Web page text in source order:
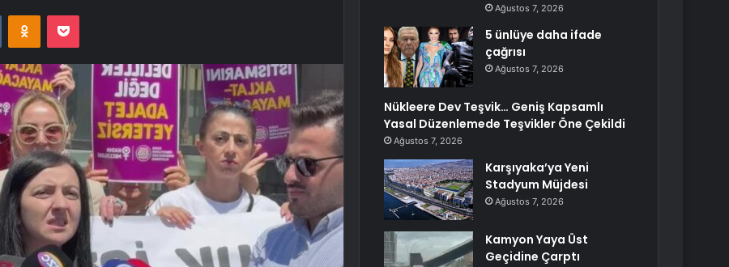
VKontakteOdnoklassniki
Pocket
Ağustos 7, 2026
5 ünlüye daha ifade
çağrısı
Ağustos 7, 2026
Nükleere Dev Teşvik… Geniş Kapsamlı
Yasal Düzenlemede Teşvikler Öne Çekildi
Ağustos 7, 2026
Karşıyaka’ya Yeni
Stadyum Müjdesi
Ağustos 7, 2026
Kamyon Yaya Üst
Geçidine Çarptı